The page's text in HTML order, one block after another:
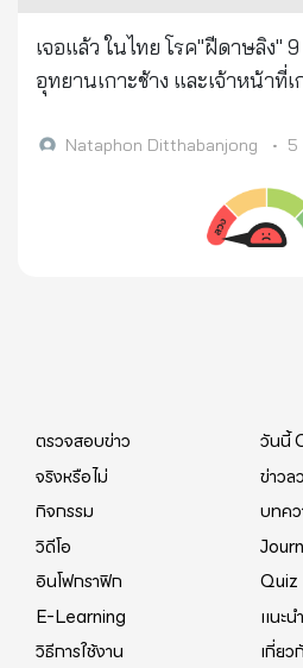
คือ ▪︎กทม. ▪︎สมุทรปราการ ▪︎ชลบุรี ▪︎เชียงใหม่ ▪︎เชียงราย
▪︎ประจวบคีรีขันธ์ ▪︎กระบี่ ▪︎และ ภูเก็ต ● ขอให้ผู้ปกครอง
ทุกท่านใส่ใจป้องกันทั้งเด็กและ
,ขณะนี้เป็นระยะระบาดที่สูงสุด
เจอแล้ว ในไทย โรค"ฝีดาษลิง"
อุทยานเกาะช้าง และเจ้าหน้าที่
จ๊ะ ข่าว 7 สี รายงาน
Nataphon Ditthabanjong • 5
ตรวจสอบข่าว
วันนี้
จริงหรือไม่
ข่าวล
กิจกรรม
บทค
วิดีโอ
อินโฟกราฟิก
Quiz
E-Learning
แนะ
วิธีการใช้งาน
เกี่ยว